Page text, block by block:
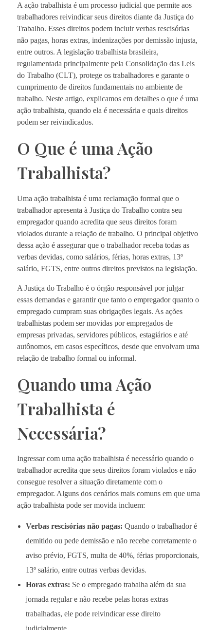
A ação trabalhista é um processo judicial que permite aos
trabalhadores reivindicar seus direitos diante da Justiça do
Trabalho. Esses direitos podem incluir verbas rescisórias
não pagas, horas extras, indenizações por demissão injusta,
entre outros. A legislação trabalhista brasileira,
regulamentada principalmente pela Consolidação das Leis
do Trabalho (CLT), protege os trabalhadores e garante o
cumprimento de direitos fundamentais no ambiente de
trabalho. Neste artigo, explicamos em detalhes o que é uma
ação trabalhista, quando ela é necessária e quais direitos
podem ser reivindicados.
O Que é uma Ação
Trabalhista?
Uma ação trabalhista é uma reclamação formal que o
trabalhador apresenta à Justiça do Trabalho contra seu
empregador quando acredita que seus direitos foram
violados durante a relação de trabalho. O principal objetivo
dessa ação é assegurar que o trabalhador receba todas as
verbas devidas, como salários, férias, horas extras, 13º
salário, FGTS, entre outros direitos previstos na legislação.
A Justiça do Trabalho é o órgão responsável por julgar
essas demandas e garantir que tanto o empregador quanto o
empregado cumpram suas obrigações legais. As ações
trabalhistas podem ser movidas por empregados de
empresas privadas, servidores públicos, estagiários e até
autônomos, em casos específicos, desde que envolvam uma
relação de trabalho formal ou informal.
Quando uma Ação
Trabalhista é
Necessária?
Ingressar com uma ação trabalhista é necessário quando o
trabalhador acredita que seus direitos foram violados e não
consegue resolver a situação diretamente com o
empregador. Alguns dos cenários mais comuns em que uma
ação trabalhista pode ser movida incluem:
Verbas rescisórias não pagas: Quando o trabalhador é
demitido ou pede demissão e não recebe corretamente o
aviso prévio, FGTS, multa de 40%, férias proporcionais,
13º salário, entre outras verbas devidas.
Horas extras: Se o empregado trabalha além da sua
jornada regular e não recebe pelas horas extras
trabalhadas, ele pode reivindicar esse direito